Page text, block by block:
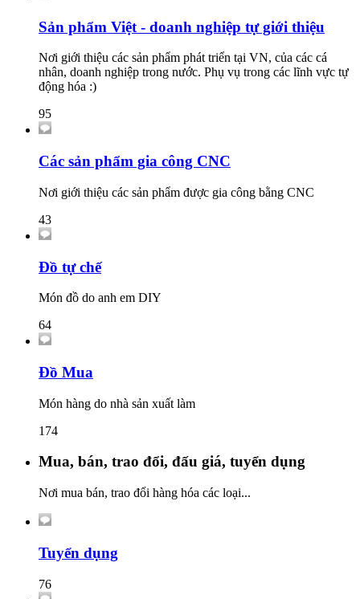
Sản phẩm Việt - doanh nghiệp tự giới thiệu
Nơi giới thiệu các sản phẩm phát triển tại VN, của các cá
nhân, doanh nghiệp trong nước. Phụ vụ trong các lĩnh vực tự
động hóa :)
95
Các sản phẩm gia công CNC
Nơi giới thiệu các sản phẩm được gia công bằng CNC
43
Đồ tự chế
Món đồ do anh em DIY
64
Đồ Mua
Món hàng do nhà sản xuất làm
174
Mua, bán, trao đổi, đấu giá, tuyển dụng
Nơi mua bán, trao đổi hàng hóa các loại...
Tuyển dụng
76